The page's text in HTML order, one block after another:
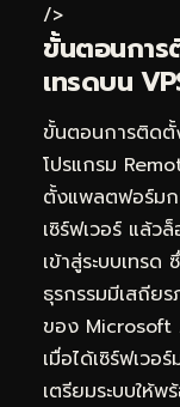
/>
ขั้นตอนการ
เทรดบน
ขั้นตอนการติดตั้
โปรแกรม
ตั้งแพลตฟอร์มก
เซิร์ฟเวอร์ แล้ว
เข้าสู่ระบบเทร
ธุรกรรมมีเสถีย
ของ Microsoft
เมื่อได้เซิร์ฟเวอ
เตรียมระบบให้พ